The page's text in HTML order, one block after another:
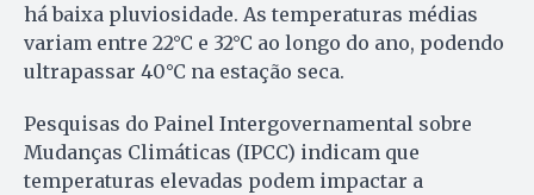
há baixa pluviosidade. As temperaturas médias
variam entre 22°C e 32°C ao longo do ano, podendo
ultrapassar 40°C na estação seca.
Pesquisas do Painel Intergovernamental sobre
Mudanças Climáticas (IPCC) indicam que
temperaturas elevadas podem impactar a